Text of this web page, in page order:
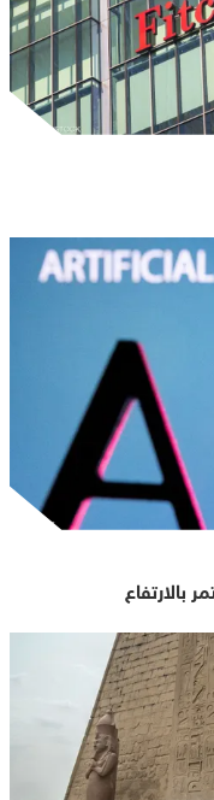
بالارتفاع